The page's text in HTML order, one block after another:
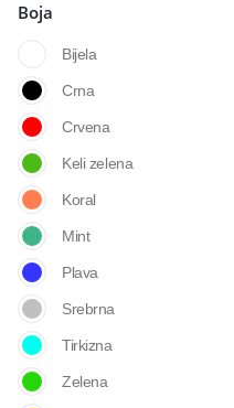
Boja
Bijela
Crna
Crvena
Keli zelena
Koral
Mint
Plava
Srebrna
Tirkizna
Zelena